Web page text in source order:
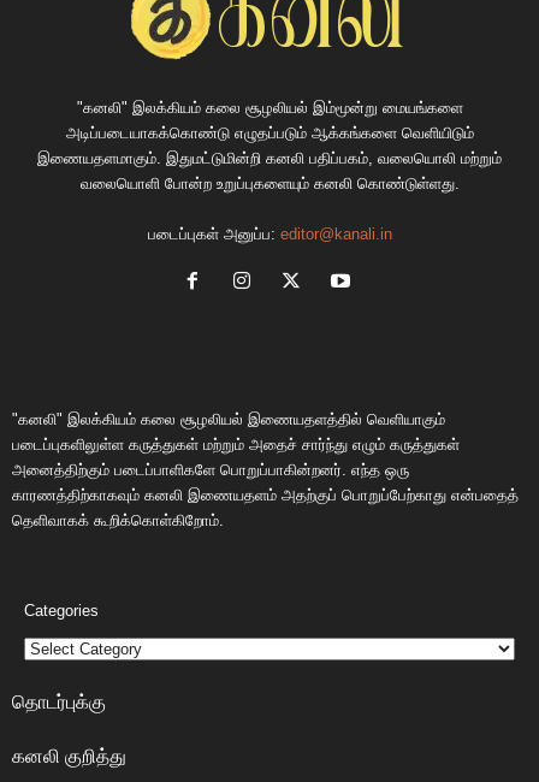
"கனலி" இலக்கியம் கலை சூழலியல் இம்மூன்று மையங்களை
அடிப்படையாகக்கொண்டு எழுதப்படும் ஆக்கங்களை வெளியிடும்
இணையதளமாகும். இதுமட்டுமின்றி கனலி பதிப்பகம், வலையொலி மற்றும்
வலையொளி போன்ற உறுப்புகளையும் கனலி கொண்டுள்ளது.
படைப்புகள் அனுப்ப: editor@kanali.in
"கனலி" இலக்கியம் கலை சூழலியல் இணையதளத்தில் வெளியாகும்
படைப்புகளிலுள்ள கருத்துகள் மற்றும் அதைச் சார்ந்து எழும் கருத்துகள்
அனைத்திற்கும் படைப்பாளிகளே பொறுப்பாகின்றனர். எந்த ஒரு
காரணத்திற்காகவும் கனலி இணையதளம் அதற்குப் பொறுப்பேற்காது என்பதைத்
தெளிவாகக் கூறிக்கொள்கிறோம்.
Categories
தொடர்புக்கு
கனலி குறித்து